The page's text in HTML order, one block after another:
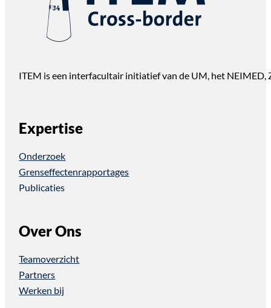
ITEM is een interfacultair initiatief van de UM, het NEIMED,
Expertise
Onderzoek
Grenseffectenrapportages
Publicaties
Over Ons
Teamoverzicht
Partners
Werken bij